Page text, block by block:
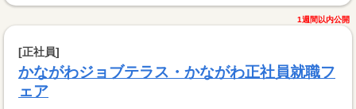
1週間以内公開
[正社員]
かながわジョブテラス・かながわ正社員就職フ
ェア